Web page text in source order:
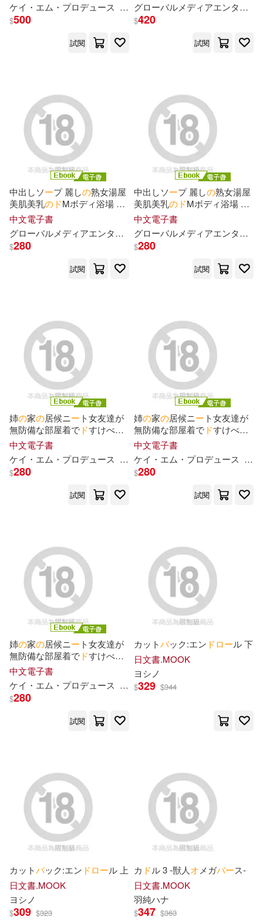
百瀬あすか(4)
素人onlyプラム(4)
羽純ハナ(4) 菊石 森生(4)
菊石森生(4) 藤田こずえ(4)
錬金王(4) 霧月(4)
須崎美羽(4) 飴月(4)
黒毛和牛(4) GEN(3)
こーり(3) さとう遥希(3)
みわもひ(3)
カボチャマスク(3)
ビッグモーカル(3)
メロディー・雛・マークス(3)
串間美千惠(3) 久路途緑(3)
佐久本あゆ(3)
原作：御鷹穂積／漫畫：オヤジ草
(3)
原望美(3) 園田信博(3)
旭蓑雄(3) 星七ななみ(3)
星乃夏月(3)
春原ロビンソン(3)
月美りょう(3) 束原ミヤコ(3)
Furyu(1)
KADOKAWA/エンターブレイン(1)
Middle-H-Publishing(1)
ONE MUSIC RECORDS(1)
Polydor(1) SEGA(1)
TAITO(1)
TOブックスコロナ・コミックス(1)
Top J Records(1)
‎KADOKAWA(1)
アズメーカー(1)
イースト・プレス(1)
エイベックス・ピクチャーズ株式
会社(Music)(1)
エンターブレイン(1)
オークラ出版(1)
キルタイムコミュニケーション(1)
グラフィック社(1)
サンスター文具(1) ソシム(1)
ソニー・ミュージックレーベルズ
ダイヤモンド社(1)
ドリコム(1)
ケイ・エム・プロデュ ース 尾崎えりか 流川莉央 美澄玲衣
$500
試閱
グローバルメディアエンタテインメント
$420
試閱
中出しソープ 麗しの熟女湯屋
美肌美乳の ドMボディ浴場 原
望美 Vol.2 (電子書)
中文電子書
グローバルメディアエンタテインメント 原望美
$280
試閱
中出しソープ 麗しの熟女湯屋
美肌美乳の ドMボディ浴場 原
望美 Vol.1 (電子書)
中文電子書
グローバルメディアエンタテインメント
$280
試閱
姉の家の居候ニー ト女友達が
無防備な部屋着で ドすけべオ
ナニー誘惑!! Vol.03 (電子書)
中文電子書
ケイ・エム・プロデュ ース 尾崎えりか 流川莉央 美澄玲衣
$280
試閱
姉の家の居候ニー ト女友達が
無防備な部屋着で ドすけべオ
ナニー誘惑!! Vol.02 (電子書)
中文電子書
ケイ・エム・プロデュ ース 尾
$280
試閱
姉の家の居候ニー ト女友達が
無防備な部屋着で ドすけべオ
ナニー誘惑!! Vol.01 (電子書)
中文電子書
ケイ・エム・プロデュ ース 尾崎えりか 流川莉央
$280
試閱
カットバック:エン ドロール 下
日文書.MOOK
ヨシノ
$329 $344
カットバック:エン ドロール 上
日文書.MOOK
ヨシノ
$309 $323
カ ドル 3 ‐獣人オ メガバース‐
日文書.MOOK
羽純ハナ
$347 $363